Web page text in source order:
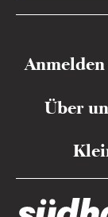
Anmelden
Über